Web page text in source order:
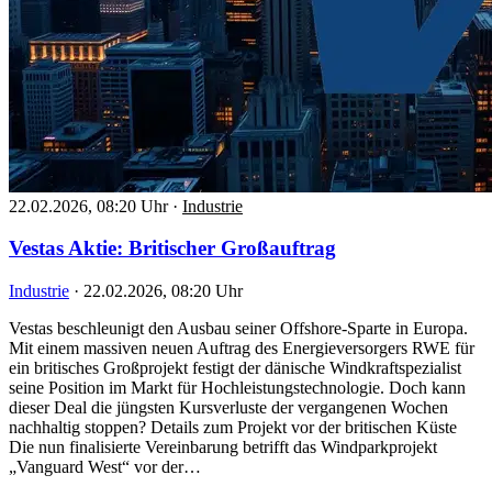
22.02.2026, 08:20 Uhr · Industrie
Vestas Aktie: Britischer Großauftrag
Industrie · 22.02.2026, 08:20 Uhr
Vestas beschleunigt den Ausbau seiner Offshore-Sparte in Europa.
Mit einem massiven neuen Auftrag des Energieversorgers RWE für
ein britisches Großprojekt festigt der dänische Windkraftspezialist
seine Position im Markt für Hochleistungstechnologie. Doch kann
dieser Deal die jüngsten Kursverluste der vergangenen Wochen
nachhaltig stoppen? Details zum Projekt vor der britischen Küste
Die nun finalisierte Vereinbarung betrifft das Windparkprojekt
„Vanguard West“ vor der…